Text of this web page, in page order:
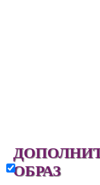
ОБРАЗ